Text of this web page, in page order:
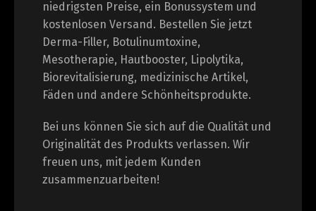
niedrigsten Preise, ein Bonussystem und
kostenlosen Versand. Bestellen Sie jetzt
Derma-Filler, Botulinumtoxine,
Mesotherapie, Hautbooster, Lipolytika,
Biorevitalisierung, medizinische Artikel,
Fäden und andere Schönheitsprodukte.
Bei uns können Sie sich auf die Qualität und
Originalität des Produkts verlassen. Wir
freuen uns, mit jedem Kunden
zusammenzuarbeiten!